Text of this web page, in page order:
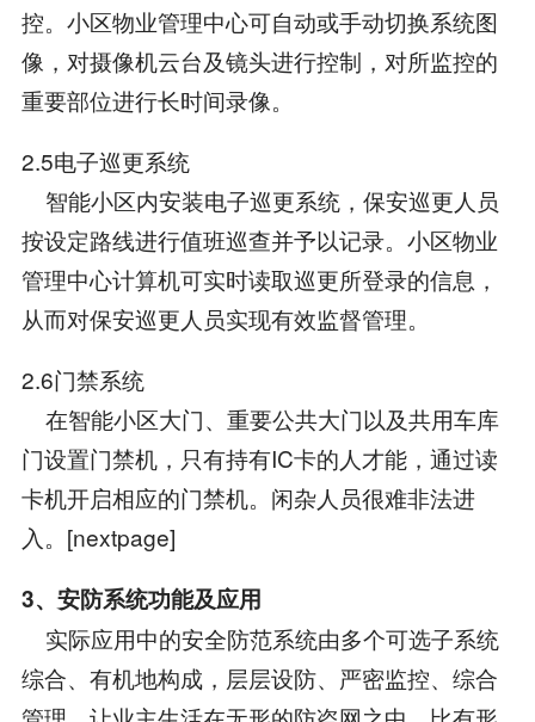
控。小区物业管理中心可自动或手动切换系统图
像，对摄像机云台及镜头进行控制，对所监控的
重要部位进行长时间录像。
2.5电子巡更系统
智能小区内安装电子巡更系统，保安巡更人员
按设定路线进行值班巡查并予以记录。小区物业
管理中心计算机可实时读取巡更所登录的信息，
从而对保安巡更人员实现有效监督管理。
2.6门禁系统
在智能小区大门、重要公共大门以及共用车库
门设置门禁机，只有持有IC卡的人才能，通过读
卡机开启相应的门禁机。闲杂人员很难非法进
入。[nextpage]
3、安防系统功能及应用
实际应用中的安全防范系统由多个可选子系统
综合、有机地构成，层层设防、严密监控、综合